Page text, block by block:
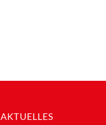
AKTUELLES